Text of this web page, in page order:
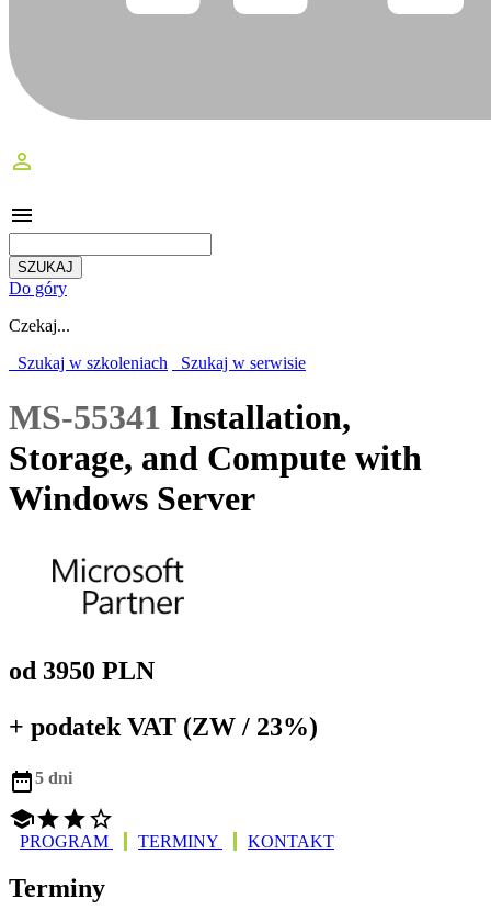
perm_identity
menu
Do góry
Czekaj...
Szukaj w szkoleniach
Szukaj w serwisie
MS-55341 Installation,
Storage, and Compute with
Windows Server
od 3950 PLN
+ podatek VAT (ZW / 23%)
5 dni

PROGRAM TERMINY KONTAKT
Terminy